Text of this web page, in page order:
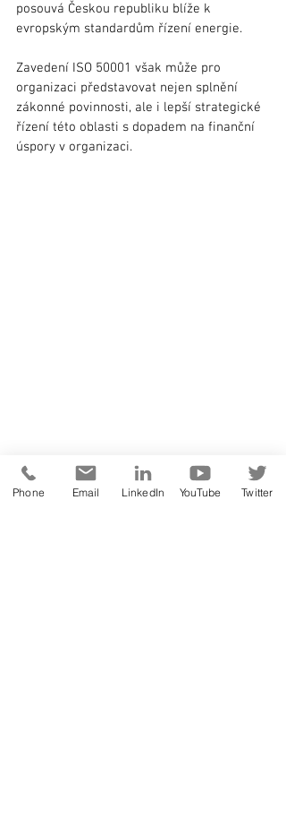
posouvá Českou republiku blíže k
evropským standardům řízení energie.
Zavedení ISO 50001 však může pro
organizaci představovat nejen splnění
zákonné povinnosti, ale i lepší strategické
řízení této oblasti s dopadem na finanční
úspory v organizaci.
Phone Email LinkedIn YouTube Twitter